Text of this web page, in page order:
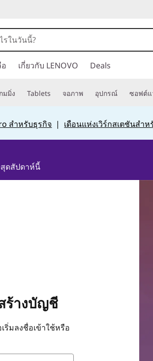
เกี่ยวกับ LENOVO Deals
มมิ่ง Tablets จอภาพ อุปกรณ์ ซอฟต์แ
สำหรับธุรกิจ | เดือนแห่งเวิร์กสเตชันสำห
ดสัปดาห์นี้
ร้างบัญชี
ริ่มลงชื่อเข้าใช้หรือ